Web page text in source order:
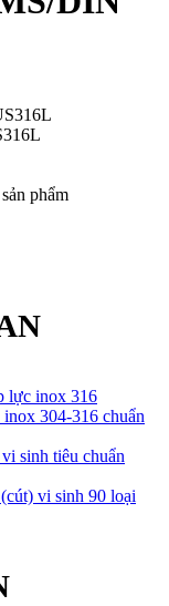
phẩm
lực inox 316
304-316 chuẩn
sinh tiêu chuẩn
vi sinh 90 loại